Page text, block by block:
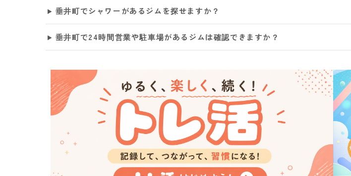
垂井町でシャワーがあるジムを探せますか？
垂井町で24時間営業や駐車場があるジムは確認できますか？